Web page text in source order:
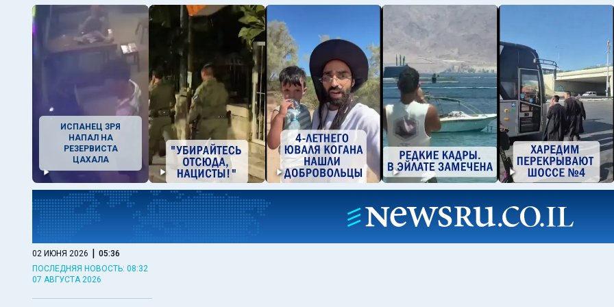
ИСПАНЕЦ ЗРЯ
НАПАЛ НА
РЕЗЕРВИСТА
ЦАХАЛА
02 ИЮНЯ 2026 | 05:36
ПОСЛЕДНЯЯ НОВОСТЬ: 08:32
07 АВГУСТА 2026